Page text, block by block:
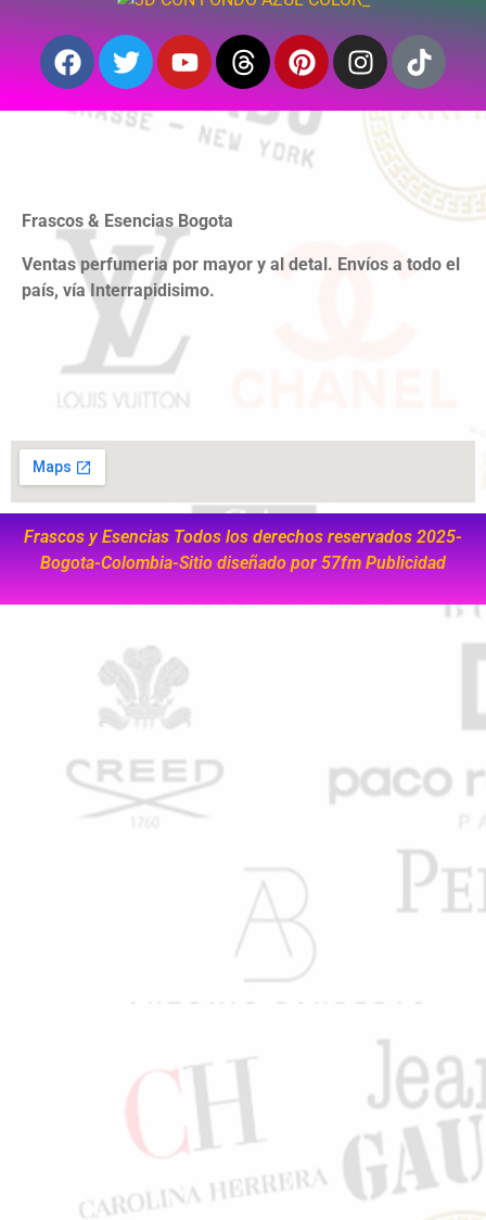
Frascos & Esencias Bogota
Ventas perfumeria por mayor y al detal. Envíos a todo el
país, vía Interrapidisimo.
Frascos y Esencias Todos los derechos reservados 2025-
Bogota-Colombia-Sitio diseñado por 57fm Publicidad